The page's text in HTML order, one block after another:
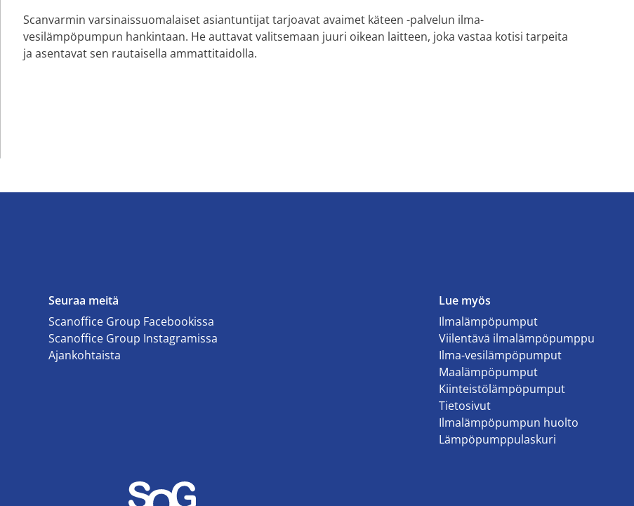
Scanvarmin varsinaissuomalaiset asiantuntijat tarjoavat avaimet käteen -palvelun ilma-
vesilämpöpumpun hankintaan. He auttavat valitsemaan juuri oikean laitteen, joka vastaa kotisi tarpeita
ja asentavat sen rautaisella ammattitaidolla.
Seuraa meitä
Scanoffice Group Facebookissa
Scanoffice Group Instagramissa
Ajankohtaista
Lue myös
Ilmalämpöpumput
Viilentävä ilmalämpöpumppu
Ilma-vesilämpöpumput
Maalämpöpumput
Kiinteistölämpöpumput
Tietosivut
Ilmalämpöpumpun huolto
Lämpöpumppulaskuri